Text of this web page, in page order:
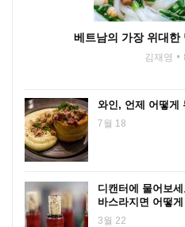
베트남의 가장 위대한
김재영
와인, 언제 어떻게
7월 18
디캔터에 물어보
바스라지면 어떻
3월 22